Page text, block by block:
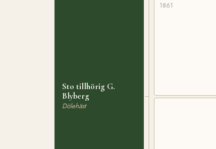
Sto tillhörig G.
Blyberg
Dölehäst
1861